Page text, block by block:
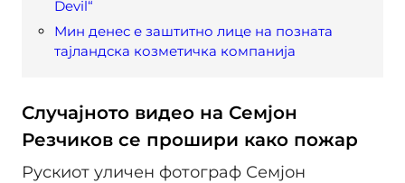
Devil“
Мин денес е заштитно лице на позната
тајландска козметичка компанија
Случајното видео на Семјон
Резчиков се прошири како пожар
Рускиот уличен фотограф Семјон